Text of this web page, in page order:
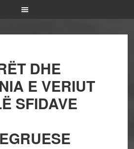
DHE
E VERIUT
SFIDAVE